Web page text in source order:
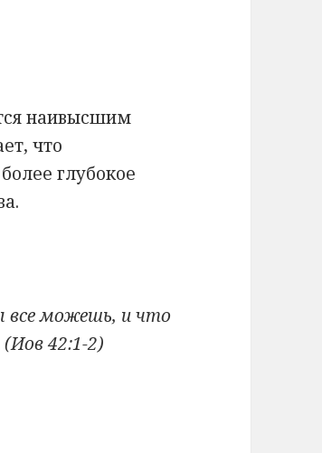
наивысшим
что
глубокое
все можешь, и что
42:1-2)